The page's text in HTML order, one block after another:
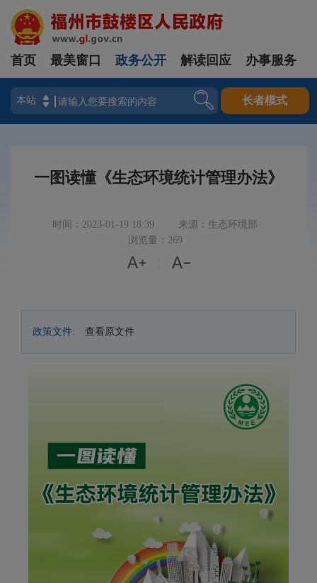
登录
首页 最美窗口 政务公开 解读回应 办事服务
长者模式
一图读懂《生态环境统计管理办法》
时间：2023-01-19 18:39
来源：生态环境部
浏览量：269
 
政策文件: 查看原文件